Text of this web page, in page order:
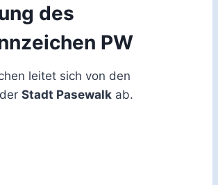
des
PW
leitet sich von den
Stadt Pasewalk ab.